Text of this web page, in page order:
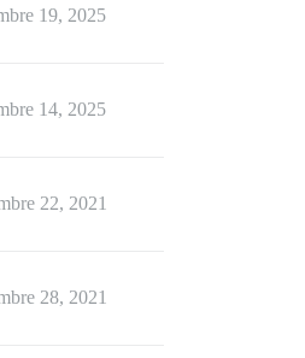
19, 2025
14, 2025
22, 2021
28, 2021